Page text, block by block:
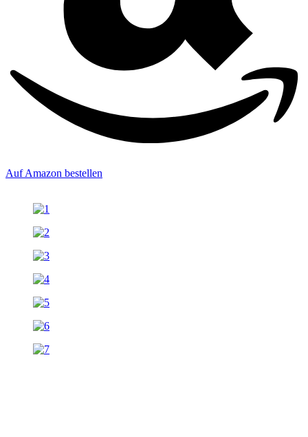
Auf Amazon bestellen